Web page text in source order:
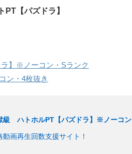
【パズドラ】
】※ノーコン・Sランク
ン・4枚抜き
級 ハトホルPT【パズドラ】※ノーコン
動画再生回数支援サイト！